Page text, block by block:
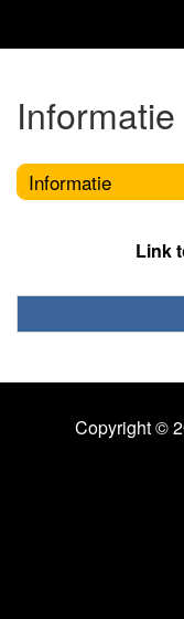
Informatie
Informatie
Link
Copyright ©